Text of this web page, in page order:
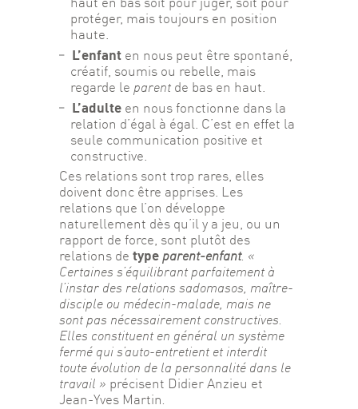
protéger, mais toujours en position
haute.
L’enfant en nous peut être spontané,
créatif, soumis ou rebelle, mais
regarde le parent de bas en haut.
L’adulte en nous fonctionne dans la
relation d’égal à égal. C’est en effet la
seule communication positive et
constructive.
Ces relations sont trop rares, elles
doivent donc être apprises. Les
relations que l’on développe
naturellement dès qu’il y a jeu, ou un
rapport de force, sont plutôt des
relations de type parent-enfant. «
Certaines s’équilibrant parfaitement à
l’instar des relations sadomasos, maître-
disciple ou médecin-malade, mais ne
sont pas nécessairement constructives.
Elles constituent en général un système
fermé qui s’auto-entretient et interdit
toute évolution de la personnalité dans le
travail » précisent Didier Anzieu et
Jean-Yves Martin.